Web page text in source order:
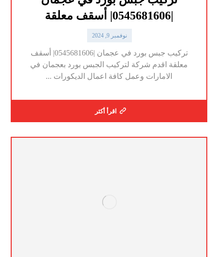
نوفمبر 9, 2024
تركيب جبس بورد في عجمان |0545681606| أسقف
معلقة اقدم شركة لتركيب الجبس بورد بعجمان في
الامارات وعمل كافة اعمال الديكورات ...
اقرأ أكثر